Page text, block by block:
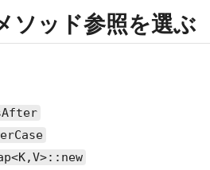
ッド参照を選ぶ